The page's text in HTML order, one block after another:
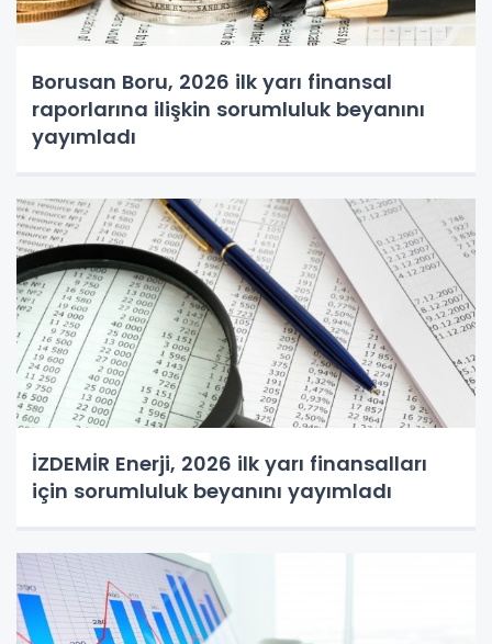
Borusan Boru, 2026 ilk yarı finansal
raporlarına ilişkin sorumluluk beyanını
yayımladı
İZDEMİR Enerji, 2026 ilk yarı finansalları
için sorumluluk beyanını yayımladı